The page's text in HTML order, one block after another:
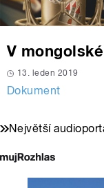
V
13. leden 2019
Dokument
Největší